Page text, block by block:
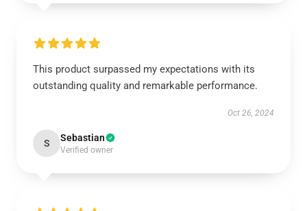
This product surpassed my expectations with its
outstanding quality and remarkable performance.
Oct 26, 2024
S Sebastian
Verified owner